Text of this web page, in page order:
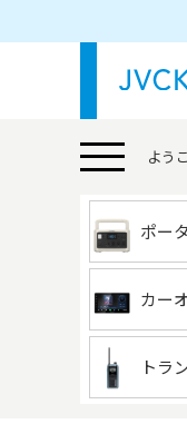
よう
ポー
カー
トラ